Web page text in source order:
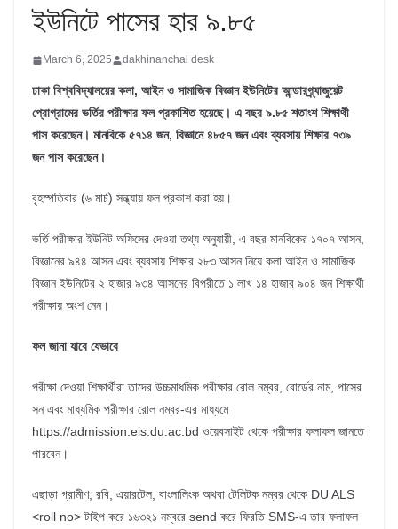
ইউনিটে পাসের হার ৯.৮৫
March 6, 2025 dakhinanchal desk
ঢাকা বিশ্ববিদ্যালয়ের কলা, আইন ও সামাজিক বিজ্ঞান ইউনিটের আন্ডারগ্র্যাজুয়েট
প্রোগ্রামের ভর্তির পরীক্ষার ফল প্রকাশিত হয়েছে। এ বছর ৯.৮৫ শতাংশ শিক্ষার্থী
পাস করেছেন। মানবিকে ৫৭১৪ জন, বিজ্ঞানে ৪৮৫৭ জন এবং ব্যবসায় শিক্ষার ৭৩৯
জন পাস করেছেন।
বৃহস্পতিবার (৬ মার্চ) সন্ধ্যায় ফল প্রকাশ করা হয়।
ভর্তি পরীক্ষার ইউনিট অফিসের দেওয়া তথ্য অনুযায়ী, এ বছর মানবিকের ১৭০৭ আসন,
বিজ্ঞানের ৯৪৪ আসন এবং ব্যবসায় শিক্ষার ২৮৩ আসন নিয়ে কলা আইন ও সামাজিক
বিজ্ঞান ইউনিটের ২ হাজার ৯৩৪ আসনের বিপরীতে ১ লাখ ১৪ হাজার ৯০৪ জন শিক্ষার্থী
পরীক্ষায় অংশ নেন।
ফল জানা যাবে যেভাবে
পরীক্ষা দেওয়া শিক্ষার্থীরা তাদের উচ্চমাধমিক পরীক্ষার রোল নম্বর, বোর্ডের নাম, পাসের
সন এবং মাধ্যমিক পরীক্ষার রোল নম্বর-এর মাধ্যমে
https://admission.eis.du.ac.bd ওয়েবসাইট থেকে পরীক্ষার ফলাফল জানতে
পারবেন।
এছাড়া গ্রামীণ, রবি, এয়ারটেল, বাংলালিংক অথবা টেলিটক নম্বর থেকে DU ALS
<roll no> টাইপ করে ১৬৩২১ নম্বরে send করে ফিরতি SMS-এ তার ফলাফল